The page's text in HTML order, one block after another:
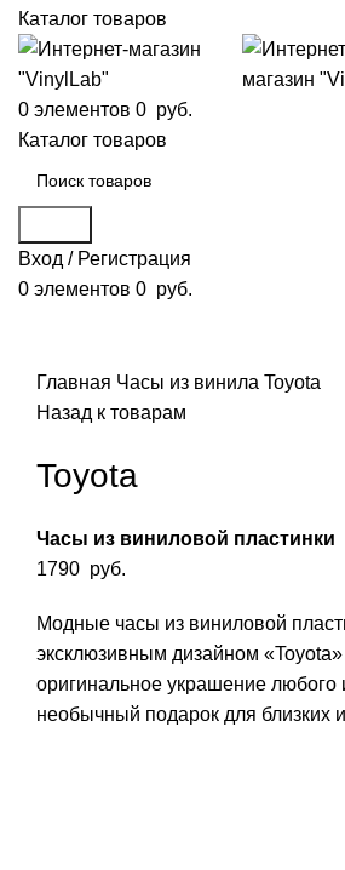
Каталог товаров
0 элементов 0 руб.
Каталог товаров
Вход / Регистрация
0 элементов 0 руб.
Главная Часы из винила Toyota
Назад к товарам
Toyota
Часы из виниловой пластинки
1790 руб.
Модные часы из виниловой
эксклюзивным дизайном «Toyota»
оригинальное украшение любого
необычный подарок для близких